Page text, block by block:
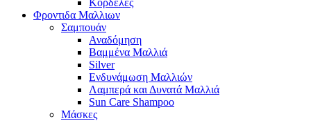
Φροντιδα Μαλλιων
Σαμπουάν
Αναδόμηση
Βαμμένα Μαλλιά
Silver
Ενδυνάμωση Μαλλιών
Λαμπερά και Δυνατά Μαλλιά
Sun Care Shampoo
Μάσκες